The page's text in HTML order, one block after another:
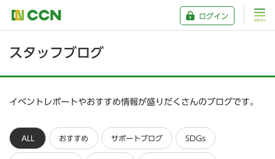
ログイン
スタッフブログ
イベントレポートやおすすめ情報が盛りだくさんのブログです。
ALL おすすめ サポートブログ SDGs